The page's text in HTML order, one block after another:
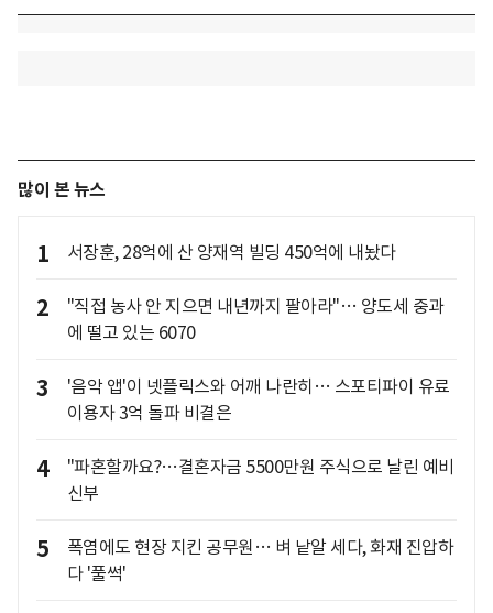
많이 본 뉴스
1 서장훈, 28억에 산 양재역 빌딩 450억에 내놨다
2
"직접 농사 안 지으면 내년까지 팔아라"… 양도세 중과
에 떨고 있는 6070
3
'음악 앱'이 넷플릭스와 어깨 나란히… 스포티파이 유료
이용자 3억 돌파 비결은
4
"파혼할까요?…결혼자금 5500만원 주식으로 날린 예비
신부
5
폭염에도 현장 지킨 공무원… 벼 낱알 세다, 화재 진압하
다 '풀썩'